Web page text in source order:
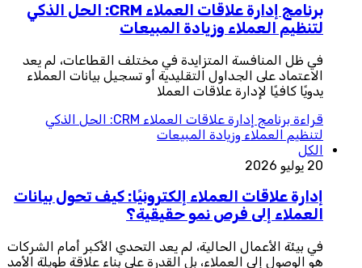
برنامج إدارة علاقات العملاء CRM: الحل الذكي
لتنظيم العملاء وزيادة المبيعات
في ظل المنافسة المتزايدة في مختلف القطاعات، لم يعد
الاعتماد على الجداول التقليدية أو تسجيل بيانات العملاء
يدويًا كافيًا لإدارة علاقات العملا
قراءة
برنامج إدارة علاقات العملاء CRM: الحل الذكي
لتنظيم العملاء وزيادة المبيعات
الكل
20 يوليو 2026
إدارة علاقات العملاء إلكترونيًا: كيف تحول بيانات
العملاء إلى فرص نمو حقيقية؟
في بيئة الأعمال الحالية، لم يعد التحدي الأكبر أمام الشركات
هو الوصول إلى العملاء، بل القدرة على بناء علاقة طويلة الأمد